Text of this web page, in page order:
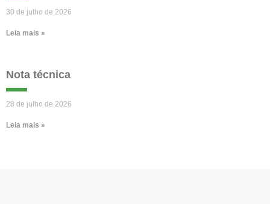
30 de julho de 2026
Leia mais »
Nota técnica
28 de julho de 2026
Leia mais »